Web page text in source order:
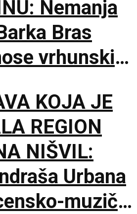
Nemanja
Bras
vrhunski
KOJA JE
REGION
NIŠVIL:
Urbana
muzički